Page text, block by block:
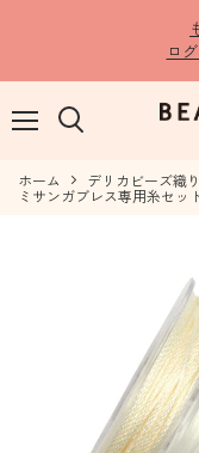
ロ
ュ
ー
す
る
ホーム デリカビーズ織
ミサンガブレス専用糸セッ